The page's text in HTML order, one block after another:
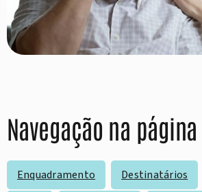
Navegação na página
Enquadramento Destinatários